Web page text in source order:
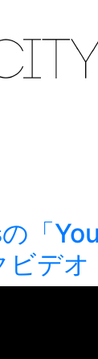
「
ビデオ